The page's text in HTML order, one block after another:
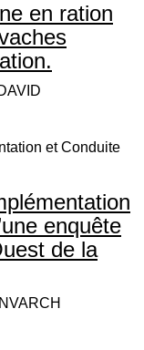
en ration
et Conduite
enquête
de la